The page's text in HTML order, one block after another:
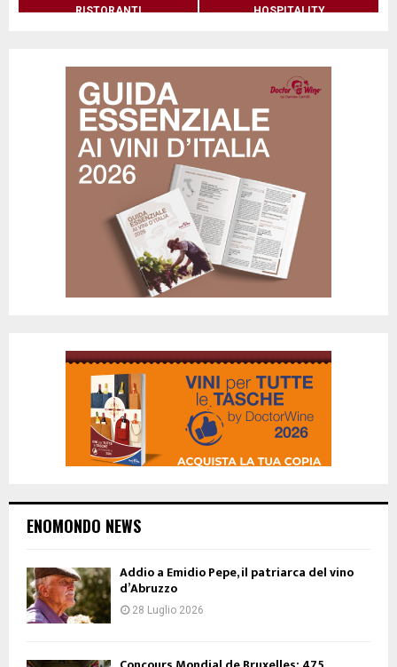
RISTORANTI HOSPITALITY
ENOMONDO NEWS
Addio a Emidio Pepe, il patriarca del vino
d’Abruzzo
28 Luglio 2026